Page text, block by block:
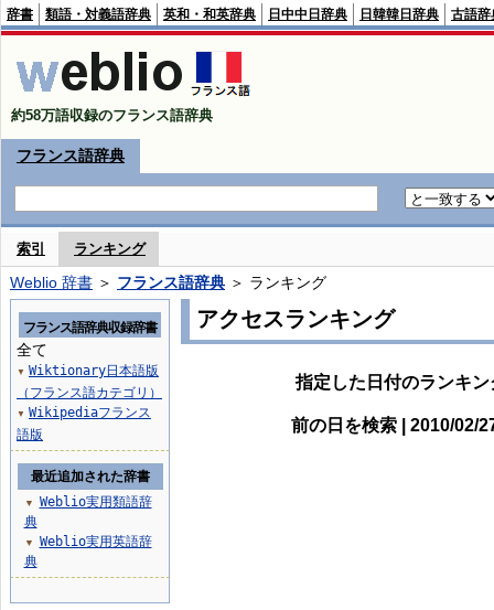
辞書 類語・対義語辞典 英和・和英辞典 日中中日辞典 日韓韓日辞典 古語辞
約58万語収録のフランス語辞典
フランス語辞典
索引 ランキング
Weblio 辞書 ＞ フランス語辞典 ＞ ランキング
アクセスランキング
指定した日付のランキ
前の日を検索 | 2010/02/
フランス語辞典収録辞書
全て
▼ Wiktionary日本語版
（フランス語カテゴリ）
▼ Wikipediaフランス
語版
最近追加された辞書
▼
Weblio実用類語辞
典
▼
Weblio実用英語辞
典